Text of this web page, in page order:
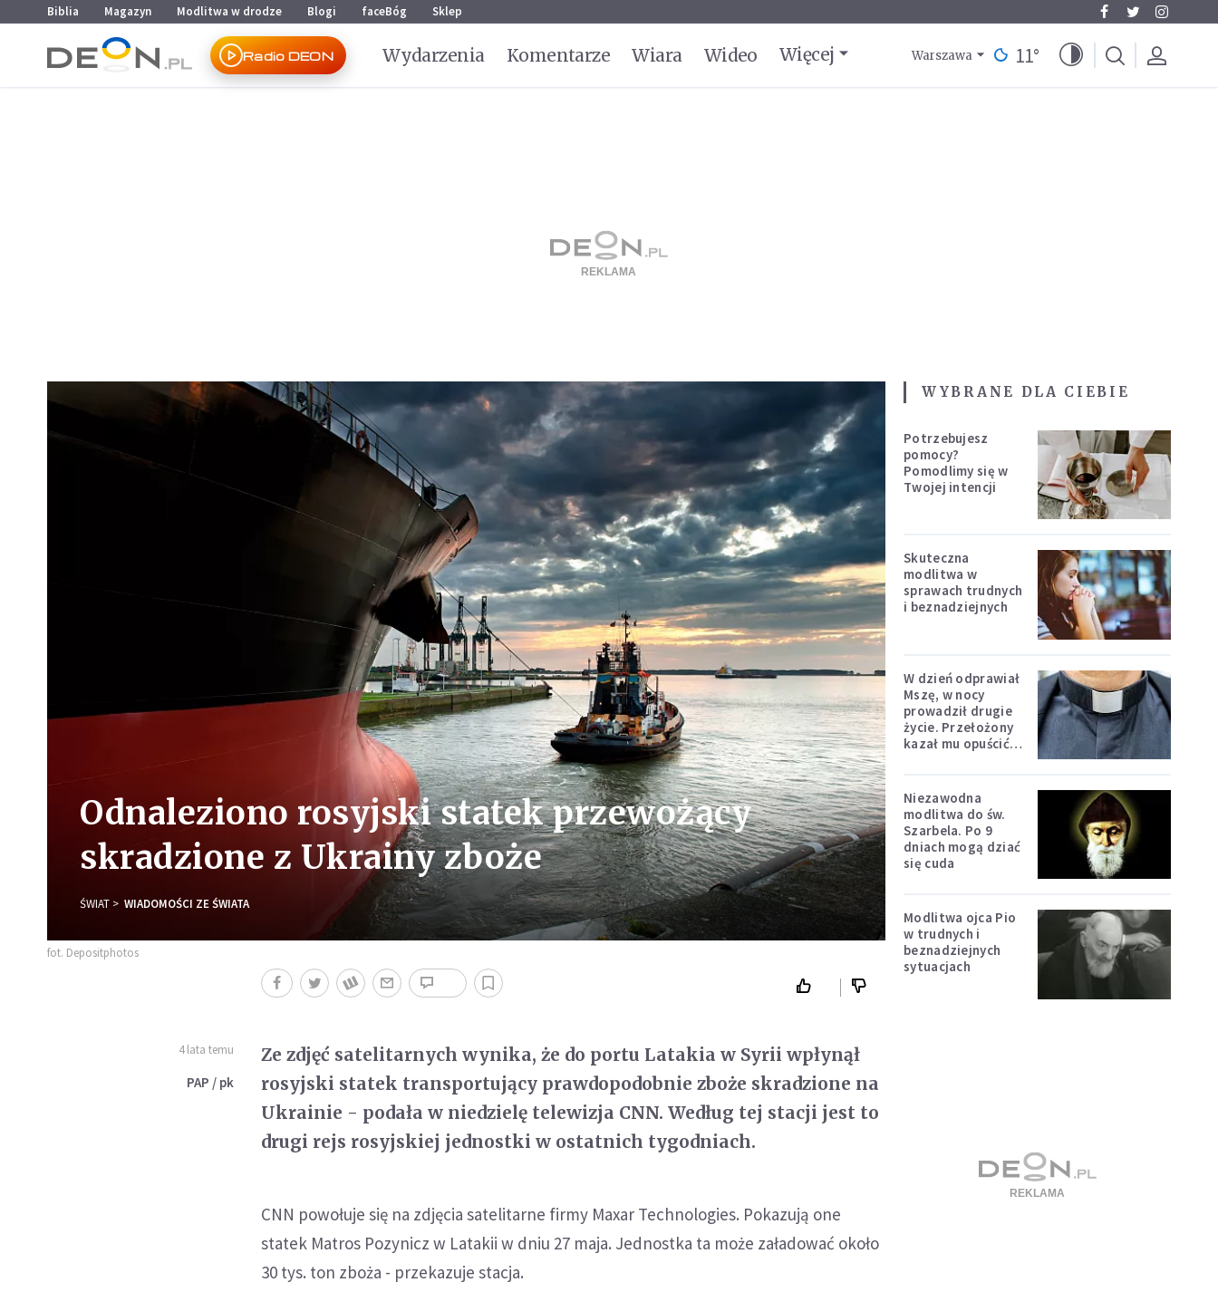
Przejdź do menu głównego
Przejdź do treści
Biblia Magazyn Modlitwa w drodze Blogi faceBóg Sklep
Radio DEON Wydarzenia Komentarze Wiara Wideo Więcej Warszawa 11°
Odnaleziono rosyjski statek przewożący
skradzione z Ukrainy zboże
ŚWIAT WIADOMOŚCI ZE ŚWIATA
fot. Depositphotos
4 lata temu
PAP / pk
Ze zdjęć satelitarnych wynika, że do portu Latakia w Syrii wpłynął
rosyjski statek transportujący prawdopodobnie zboże skradzione na
Ukrainie - podała w niedzielę telewizja CNN. Według tej stacji jest to
drugi rejs rosyjskiej jednostki w ostatnich tygodniach.
CNN powołuje się na zdjęcia satelitarne firmy Maxar Technologies. Pokazują one
statek Matros Pozynicz w Latakii w dniu 27 maja. Jednostka ta może załadować około
30 tys. ton zboża - przekazuje stacja.
WYBRANE DLA CIEBIE
Potrzebujesz
pomocy?
Pomodlimy się w
Twojej intencji
Skuteczna
modlitwa w
sprawach trudnych
i beznadziejnych
W dzień odprawiał
Mszę, w nocy
prowadził drugie
życie. Przełożony
kazał mu opuścić
Niezawodna
modlitwa do św.
Szarbela. Po 9
dniach mogą dziać
się cuda
Modlitwa ojca Pio
w trudnych i
beznadziejnych
sytuacjach